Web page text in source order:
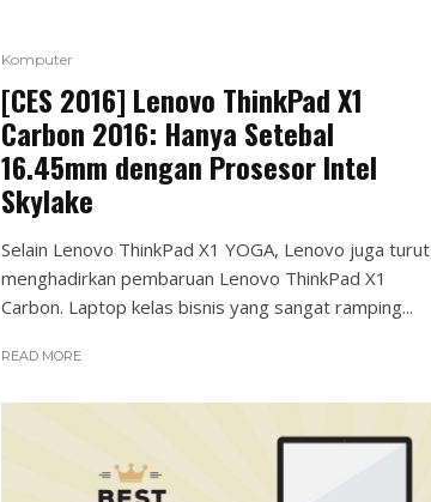
Komputer
[CES 2016] Lenovo ThinkPad X1
Carbon 2016: Hanya Setebal
16.45mm dengan Prosesor Intel
Skylake
Selain Lenovo ThinkPad X1 YOGA, Lenovo juga turut
menghadirkan pembaruan Lenovo ThinkPad X1
Carbon. Laptop kelas bisnis yang sangat ramping...
READ MORE